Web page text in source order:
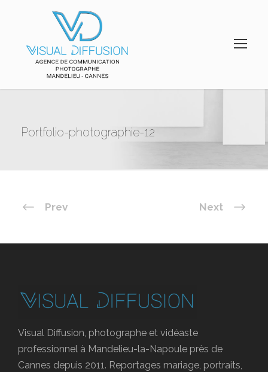
Portfolio-photographie-12
Prev Next
Visual Diffusion, photographe et vidéaste
professionnel à Mandelieu-la-Napoule près de
Cannes depuis 2011. Reportages mariage, portraits,